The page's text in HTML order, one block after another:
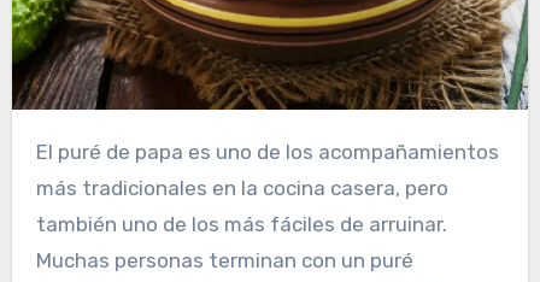
El puré de papa es uno de los acompañamientos
más tradicionales en la cocina casera, pero
también uno de los más fáciles de arruinar.
Muchas personas terminan con un puré